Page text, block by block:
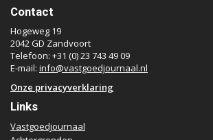
Contact
Hogeweg 19
2042 GD Zandvoort
Telefoon: +31 (0) 23 743 49 09
E-mail: info@vastgoedjournaal.nl
Onze privacyverklaring
Links
Vastgoedjournaal